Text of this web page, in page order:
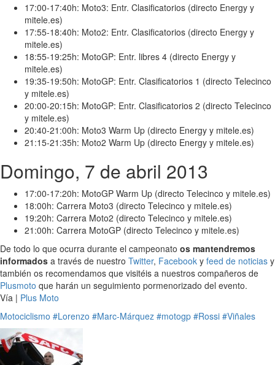
17:00-17:40h: Moto3: Entr. Clasificatorios (directo Energy y
mitele.es)
17:55-18:40h: Moto2: Entr. Clasificatorios (directo Energy y
mitele.es)
18:55-19:25h: MotoGP: Entr. libres 4 (directo Energy y
mitele.es)
19:35-19:50h: MotoGP: Entr. Clasificatorios 1 (directo Telecinco
y mitele.es)
20:00-20:15h: MotoGP: Entr. Clasificatorios 2 (directo Telecinco
y mitele.es)
20:40-21:00h: Moto3 Warm Up (directo Energy y mitele.es)
21:15-21:35h: Moto2 Warm Up (directo Energy y mitele.es)
Domingo, 7 de abril 2013
17:00-17:20h: MotoGP Warm Up (directo Telecinco y mitele.es)
18:00h: Carrera Moto3 (directo Telecinco y mitele.es)
19:20h: Carrera Moto2 (directo Telecinco y mitele.es)
21:00h: Carrera MotoGP (directo Telecinco y mitele.es)
De todo lo que ocurra durante el campeonato os mantendremos
informados a través de nuestro Twitter, Facebook y feed de noticias y
también os recomendamos que visitéis a nuestros compañeros de
Plusmoto que harán un seguimiento pormenorizado del evento.
Vía | Plus Moto
Motociclismo #Lorenzo #Marc-Márquez #motogp #Rossi #Viñales